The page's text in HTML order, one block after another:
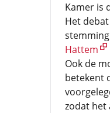
Kamer is
Het
Hattem
Ook de
betekent
zodat het